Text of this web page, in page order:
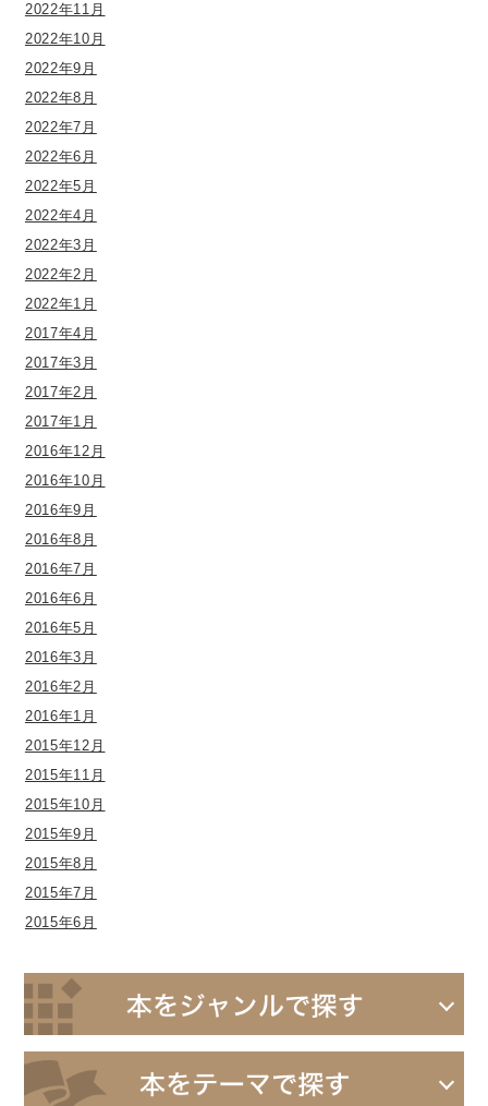
2022年11月
2022年10月
2022年9月
2022年8月
2022年7月
2022年6月
2022年5月
2022年4月
2022年3月
2022年2月
2022年1月
2017年4月
2017年3月
2017年2月
2017年1月
2016年12月
2016年10月
2016年9月
2016年8月
2016年7月
2016年6月
2016年5月
2016年3月
2016年2月
2016年1月
2015年12月
2015年11月
2015年10月
2015年9月
2015年8月
2015年7月
2015年6月